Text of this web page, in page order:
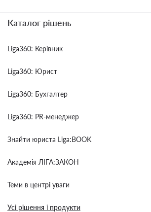
Каталог рішень
Liga360: Керівник
Liga360: Юрист
Liga360: Бухгалтер
Liga360: PR-менеджер
Знайти юриста Liga:BOOK
Академія ЛІГА:ЗАКОН
Теми в центрі уваги
Усі рішення і продукти